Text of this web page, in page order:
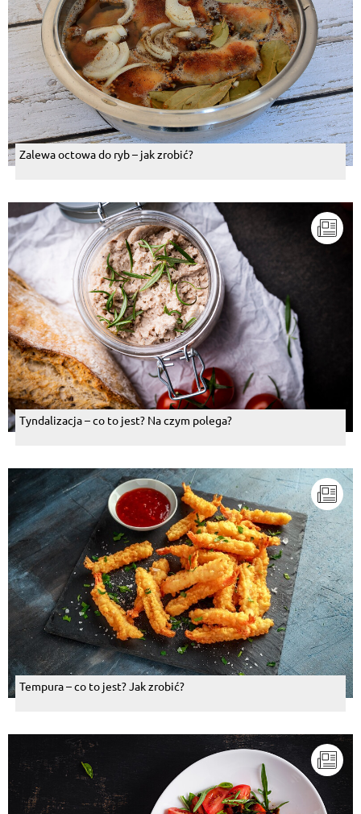
Zalewa octowa do ryb – jak zrobić?
Tyndalizacja – co to jest? Na czym polega?
Tempura – co to jest? Jak zrobić?